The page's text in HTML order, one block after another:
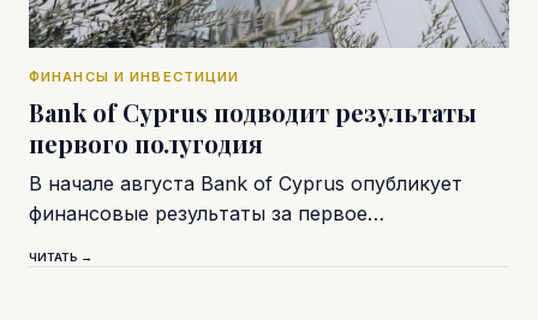
ФИНАНСЫ И ИНВЕСТИЦИИ
Bank of Cyprus подводит результаты
первого полугодия
В начале августа Bank of Cyprus опубликует
финансовые результаты за первое…
ЧИТАТЬ →